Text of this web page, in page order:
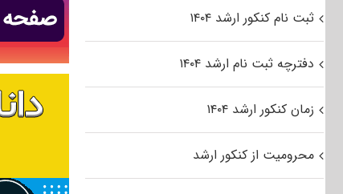
ثبت نام کنکور ارشد ۱۴۰۴
دفترچه ثبت نام ارشد ۱۴۰۴
زمان کنکور ارشد ۱۴۰۴
محرومیت از کنکور ارشد